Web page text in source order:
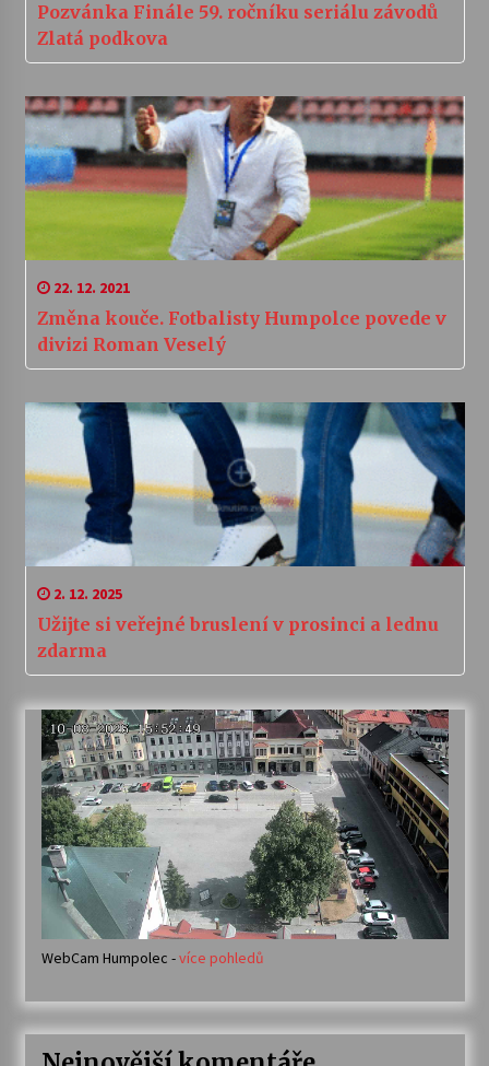
Pozvánka Finále 59. ročníku seriálu závodů
Zlatá podkova
22. 12. 2021
Změna kouče. Fotbalisty Humpolce povede v
divizi Roman Veselý
2. 12. 2025
Užijte si veřejné bruslení v prosinci a lednu
zdarma
WebCam Humpolec -více pohledů